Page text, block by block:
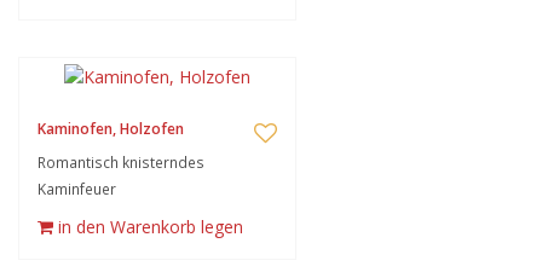
Kaminofen, Holzofen
Romantisch knisterndes
Kaminfeuer
in den Warenkorb legen